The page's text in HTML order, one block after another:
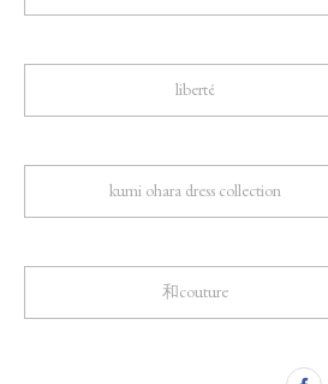
liberté
kumi ohara dress collection
和couture